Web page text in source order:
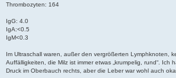
Thrombozyten: 164
IgG: 4.0
IgA:<0.5
IgM<0.3
Im Ultraschall waren, außer den vergrößerten Lymphknoten,
Auffälligkeiten, die Milz ist immer etwas „krumpelig, rund“. Ich
Druck im Oberbauch rechts, aber die Leber war wohl auch